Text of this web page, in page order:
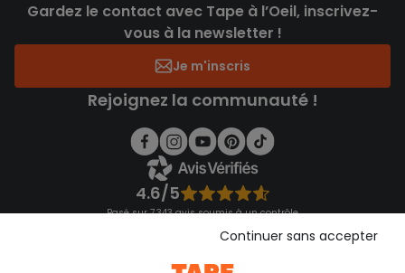
Gardez le contact avec Tape à l’Oeil, inscrivez-
vous à la newsletter !
Je m'inscris
Rejoignez la communauté !
4.6/5
Basé sur 7 343 avis soumis à un contrôle
Consulter les CGUContinuer sans accepter